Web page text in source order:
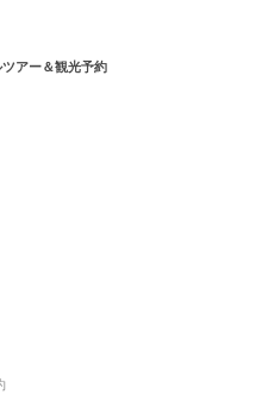
アー＆観光予約